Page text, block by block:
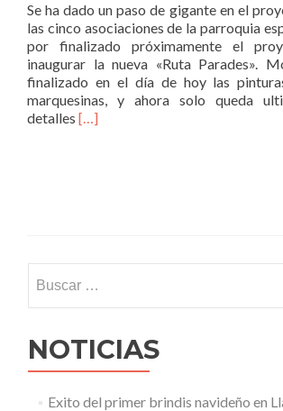
Se ha dado un paso de gigante en el
las cinco asociaciones de la parroquia
por finalizado próximamente el
inaugurar la nueva «Ruta Parades».
finalizado en el día de hoy las
marquesinas, y ahora solo queda
detalles Read
inauguración.
[…]
NOTICIAS
Exito del primer brindis navideño en